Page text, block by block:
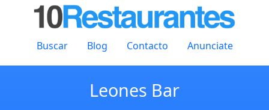
Buscar Blog Contacto Anunciate
Leones Bar